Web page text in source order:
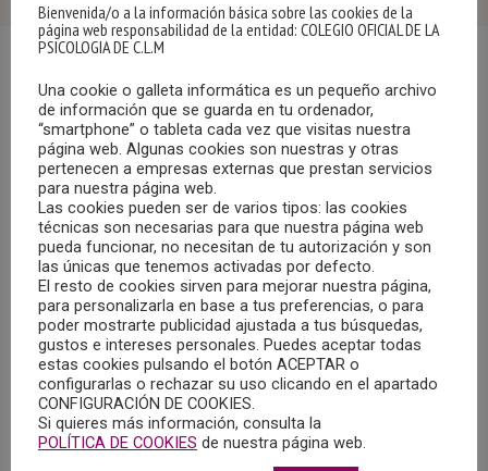
Concienciación sobre el Ruido, la Campaña Contra el Ruido
organizó el webinar “Efectos acumulativos del ruido: Una
amenaza ambiental silenciosa que actúa sobre todo el
organismo”.
En esta actividad participó María Dolores Gómez Castillo,
en calidad de representante del Grupo de Trabajo en
Psicología Ambiental del Colegio Oficial de Psicología de
Castilla-La Mancha.
Durante los días 27 y 28 de abril, expertos en biología,
psicología, ingeniería acústica y derecho (Asociación
Juristas contra el Ruido), han analizado, desde un enfoque
multidisciplinar, cómo la exposición continuada al ruido
Bienvenida/o a la información básica sobre las cookies de la
página web responsabilidad de la entidad: COLEGIO OFICIAL DE LA
PSICOLOGIA DE C.L.M
Una cookie o galleta informática es un pequeño archivo
de información que se guarda en tu ordenador,
“smartphone” o tableta cada vez que visitas nuestra
página web. Algunas cookies son nuestras y otras
pertenecen a empresas externas que prestan servicios
para nuestra página web.
Las cookies pueden ser de varios tipos: las cookies
técnicas son necesarias para que nuestra página web
pueda funcionar, no necesitan de tu autorización y son
las únicas que tenemos activadas por defecto.
El resto de cookies sirven para mejorar nuestra página,
para personalizarla en base a tus preferencias, o para
poder mostrarte publicidad ajustada a tus búsquedas,
gustos e intereses personales. Puedes aceptar todas
estas cookies pulsando el botón ACEPTAR o
configurarlas o rechazar su uso clicando en el apartado
CONFIGURACIÓN DE COOKIES.
Si quieres más información, consulta la
POLÍTICA DE COOKIES de nuestra página web.